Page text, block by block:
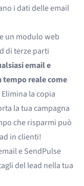
i dati delle email
un modulo web
di terze parti
email e
tempo reale come
Elimina la copia
la tua campagna
che risparmi può
in clienti!
e SendPulse
del lead nella tua